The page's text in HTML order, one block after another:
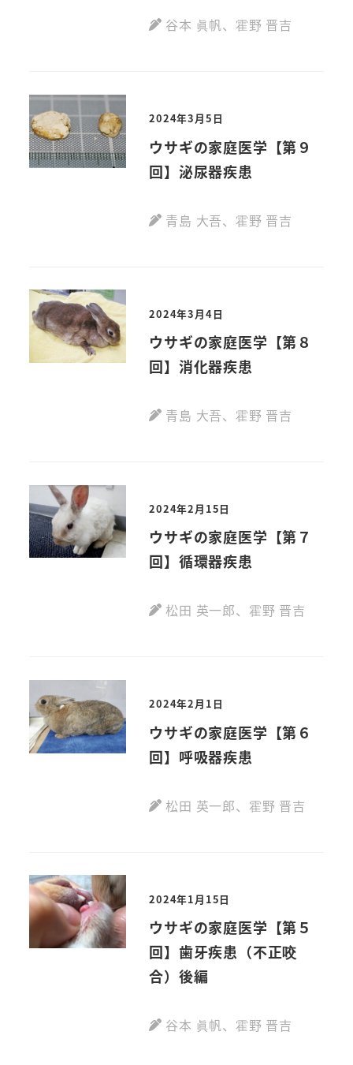
谷本 眞帆、 霍野 晋吉
2024年3月5日
ウサギの家庭医学【第９
回】泌尿器疾患
青島 大吾、 霍野 晋吉
2024年3月4日
ウサギの家庭医学【第８
回】消化器疾患
青島 大吾、 霍野 晋吉
2024年2月15日
ウサギの家庭医学【第７
回】循環器疾患
松田 英一郎、 霍野 晋吉
2024年2月1日
ウサギの家庭医学【第６
回】呼吸器疾患
松田 英一郎、 霍野 晋吉
2024年1月15日
ウサギの家庭医学【第５
回】歯牙疾患（不正咬
合）後編
谷本 眞帆、 霍野 晋吉